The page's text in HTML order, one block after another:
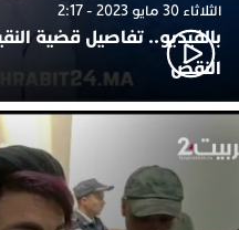
الثلاثاء 30 مايو 2023 - 2:17
بالفيديو.. تفاصيل قضية
النقض